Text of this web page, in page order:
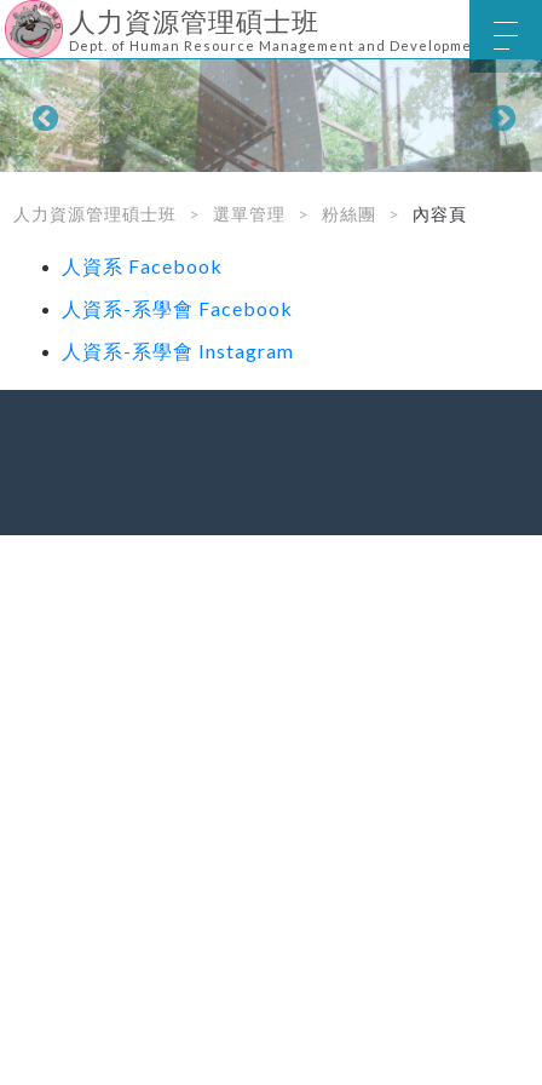
人力資源管理碩士班
Dept. of Human Resource Management and Development
人力資源管理碩士班 選單管理 粉絲團 內容頁
人資系 Facebook
人資系-系學會 Facebook
人資系-系學會 Instagram